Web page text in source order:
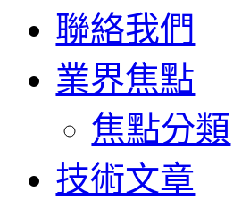
聯絡我們
業界焦點
焦點分類
技術文章